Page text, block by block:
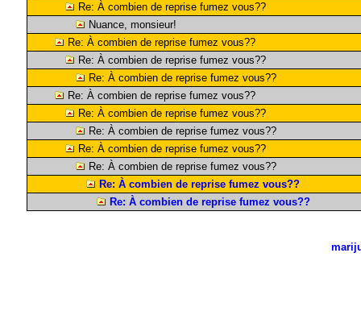
Re: À combien de reprise fumez vous??
Nuance, monsieur!
Re: À combien de reprise fumez vous??
Re: À combien de reprise fumez vous??
Re: À combien de reprise fumez vous??
Re: À combien de reprise fumez vous??
Re: À combien de reprise fumez vous??
Re: À combien de reprise fumez vous??
Re: À combien de reprise fumez vous??
Re: À combien de reprise fumez vous??
Re: À combien de reprise fumez vous??
Re: À combien de reprise fumez vous??